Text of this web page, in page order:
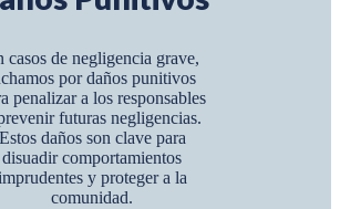
casos de negligencia grave,
por daños punitivos
penalizar a los responsables
futuras negligencias.
Estos daños son clave para
disuadir comportamientos
y proteger a la
comunidad.